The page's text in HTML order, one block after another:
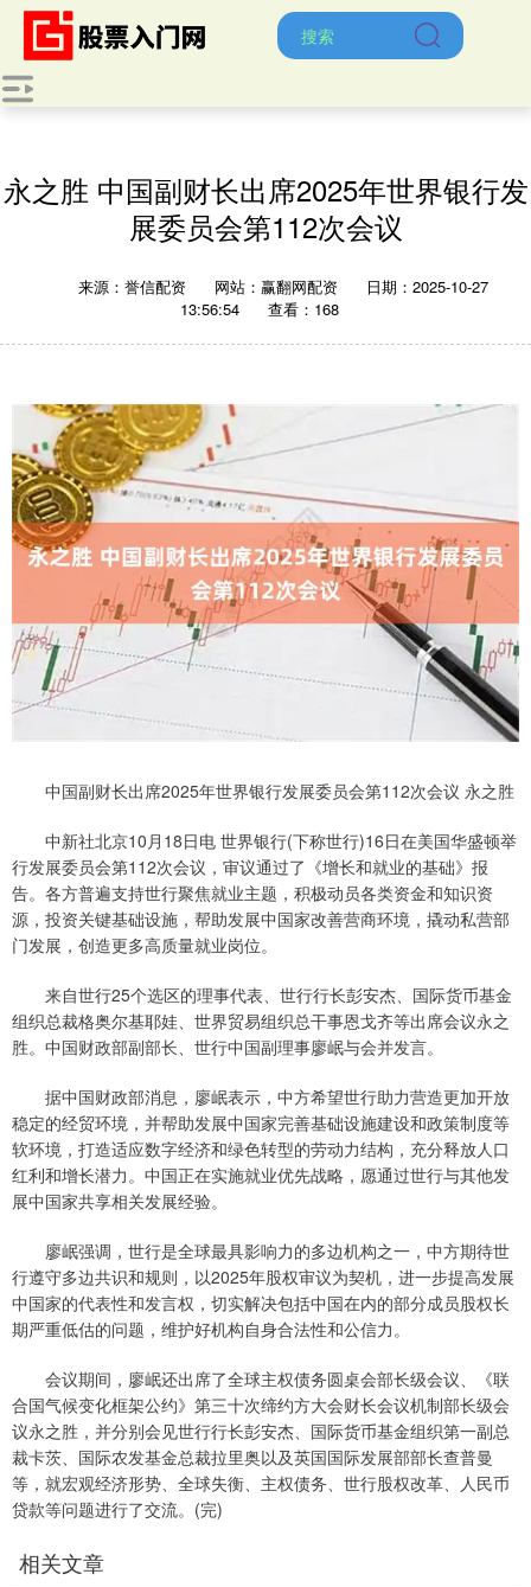
永之胜 中国副财长出席2025年世界银行发
展委员会第112次会议
来源：誉信配资 网站：赢翻网配资
日期：2025-10-27
13:56:54
查看：168
中国副财长出席2025年世界银行发展委员会第112次会议 永之胜
中新社北京10月18日电 世界银行(下称世行)16日在美国华盛顿举
行发展委员会第112次会议，审议通过了《增长和就业的基础》报
告。各方普遍支持世行聚焦就业主题，积极动员各类资金和知识资
源，投资关键基础设施，帮助发展中国家改善营商环境，撬动私营部
门发展，创造更多高质量就业岗位。
来自世行25个选区的理事代表、世行行长彭安杰、国际货币基金
组织总裁格奥尔基耶娃、世界贸易组织总干事恩戈齐等出席会议永之
胜。中国财政部副部长、世行中国副理事廖岷与会并发言。
据中国财政部消息，廖岷表示，中方希望世行助力营造更加开放
稳定的经贸环境，并帮助发展中国家完善基础设施建设和政策制度等
软环境，打造适应数字经济和绿色转型的劳动力结构，充分释放人口
红利和增长潜力。中国正在实施就业优先战略，愿通过世行与其他发
展中国家共享相关发展经验。
廖岷强调，世行是全球最具影响力的多边机构之一，中方期待世
行遵守多边共识和规则，以2025年股权审议为契机，进一步提高发展
中国家的代表性和发言权，切实解决包括中国在内的部分成员股权长
期严重低估的问题，维护好机构自身合法性和公信力。
会议期间，廖岷还出席了全球主权债务圆桌会部长级会议、《联
合国气候变化框架公约》第三十次缔约方大会财长会议机制部长级会
议永之胜，并分别会见世行行长彭安杰、国际货币基金组织第一副总
裁卡茨、国际农发基金总裁拉里奥以及英国国际发展部部长查普曼
等，就宏观经济形势、全球失衡、主权债务、世行股权改革、人民币
贷款等问题进行了交流。(完)
相关文章